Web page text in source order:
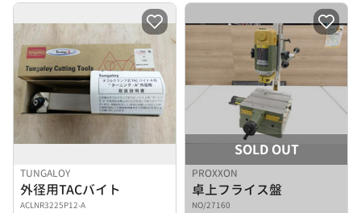
TUNGALOY
外径用TACバイト
ACLNR3225P12-A
SOLD OUT
PROXXON
卓上フライス盤
NO/27160